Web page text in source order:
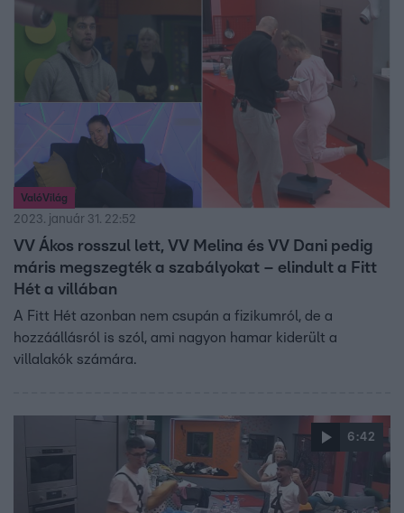
ValóVilág
2023. január 31. 22:52
VV Ákos rosszul lett, VV Melina és VV Dani pedig
máris megszegték a szabályokat – elindult a Fitt
Hét a villában
A Fitt Hét azonban nem csupán a fizikumról, de a
hozzáállásról is szól, ami nagyon hamar kiderült a
villalakók számára.
6:42